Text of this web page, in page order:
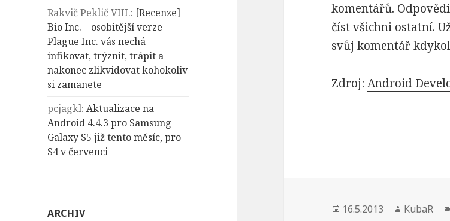
Rakvič Peklič VIII.: [Recenze]
Bio Inc. – osobitější verze
Plague Inc. vás nechá
infikovat, trýznit, trápit a
nakonec zlikvidovat kohokoliv
si zamanete
pcjagkl:Aktualizace na
Android 4.4.3 pro Samsung
Galaxy S5 již tento měsíc, pro
S4 v červenci
ARCHIV
komentářů.
číst všichni ostatní.
svůj komentář
Zdroj:Android
Publikováno:
16.5.2013 Autor:
KubaR